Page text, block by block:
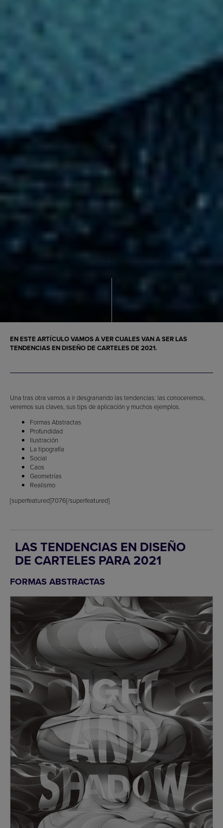
EN ESTE ARTÍCULO VAMOS A VER CUALES VAN A SER LAS
TENDENCIAS EN DISEÑO DE CARTELES DE 2021.
Una tras otra vamos a ir desgranando las tendencias: las conoceremos,
veremos sus claves, sus tips de aplicación y muchos ejemplos.
Formas Abstractas
Profundidad
Ilustración
La tipografía
Social
Caos
Geometrías
Realismo
[superfeatured]7076[/superfeatured]
LAS TENDENCIAS EN DISEÑO
DE CARTELES PARA 2021
FORMAS ABSTRACTAS